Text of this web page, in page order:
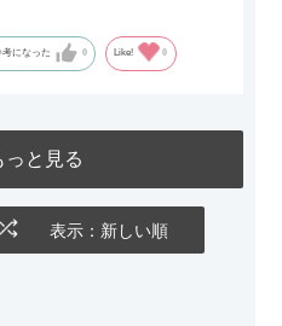
考になった 0 Like! 0
っと見る
表示：新しい順